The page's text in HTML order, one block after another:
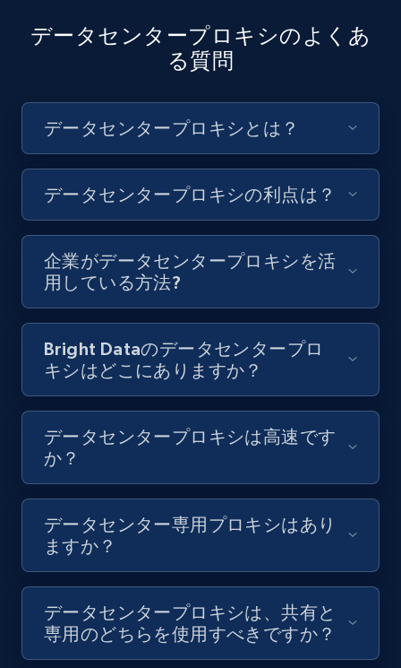
データセンタープロキシのよくあ
る質問
データセンタープロキシとは？
データセンタープロキシの利点は？
企業がデータセンタープロキシを活
用している方法?
Bright Dataのデータセンタープロ
キシはどこにありますか？
データセンタープロキシは高速です
か？
データセンター専用プロキシはあり
ますか？
データセンタープロキシは、共有と
専用のどちらを使用すべきですか？